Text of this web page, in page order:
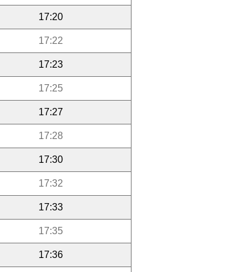
17:20
17:22
17:23
17:25
17:27
17:28
17:30
17:32
17:33
17:35
17:36